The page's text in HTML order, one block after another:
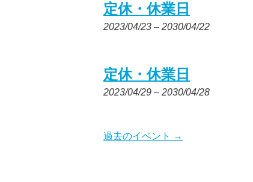
定休・休業日
2023/04/23 – 2030/04/22
定休・休業日
2023/04/29 – 2030/04/28
過去のイベント →